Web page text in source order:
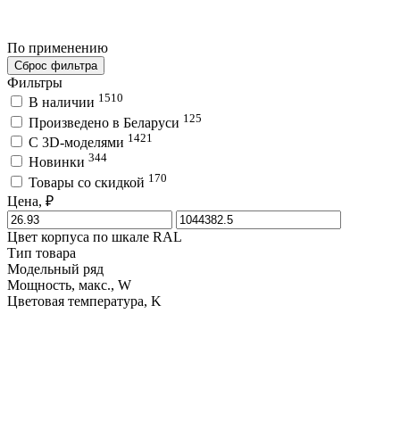
По применению
Сброс фильтра
Фильтры
В наличии 1510
Произведено в Беларуси 125
C 3D-моделями 1421
Новинки 344
Товары со скидкой 170
Цена, ₽
Цвет корпуса по шкале RAL
Тип товара
Модельный ряд
Мощность, макс., W
Цветовая температура, K